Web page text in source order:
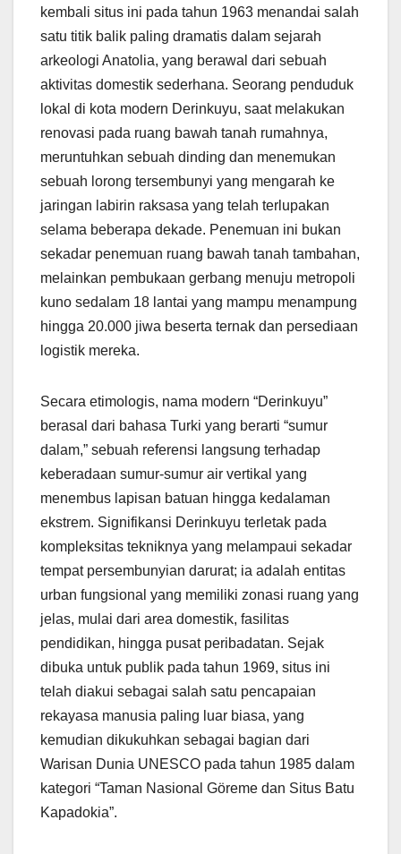
kembali situs ini pada tahun 1963 menandai salah
satu titik balik paling dramatis dalam sejarah
arkeologi Anatolia, yang berawal dari sebuah
aktivitas domestik sederhana. Seorang penduduk
lokal di kota modern Derinkuyu, saat melakukan
renovasi pada ruang bawah tanah rumahnya,
meruntuhkan sebuah dinding dan menemukan
sebuah lorong tersembunyi yang mengarah ke
jaringan labirin raksasa yang telah terlupakan
selama beberapa dekade. Penemuan ini bukan
sekadar penemuan ruang bawah tanah tambahan,
melainkan pembukaan gerbang menuju metropoli
kuno sedalam 18 lantai yang mampu menampung
hingga 20.000 jiwa beserta ternak dan persediaan
logistik mereka.
Secara etimologis, nama modern “Derinkuyu”
berasal dari bahasa Turki yang berarti “sumur
dalam,” sebuah referensi langsung terhadap
keberadaan sumur-sumur air vertikal yang
menembus lapisan batuan hingga kedalaman
ekstrem. Signifikansi Derinkuyu terletak pada
kompleksitas tekniknya yang melampaui sekadar
tempat persembunyian darurat; ia adalah entitas
urban fungsional yang memiliki zonasi ruang yang
jelas, mulai dari area domestik, fasilitas
pendidikan, hingga pusat peribadatan. Sejak
dibuka untuk publik pada tahun 1969, situs ini
telah diakui sebagai salah satu pencapaian
rekayasa manusia paling luar biasa, yang
kemudian dikukuhkan sebagai bagian dari
Warisan Dunia UNESCO pada tahun 1985 dalam
kategori “Taman Nasional Göreme dan Situs Batu
Kapadokia”.